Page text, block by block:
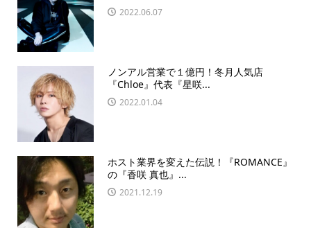
2022.06.07
ノンアル営業で１億円！冬月人気店
『Chloe』代表『星咲...
2022.01.04
ホスト業界を変えた伝説！『ROMANCE』
の『香咲 真也』...
2021.12.19